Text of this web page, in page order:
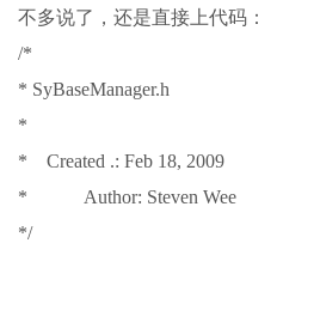
不多说了，还是直接上代码：
/*
* SyBaseManager.h
*
* Created .: Feb 18, 2009
* Author: Steven Wee
*/